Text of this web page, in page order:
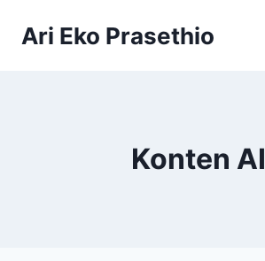
Ari Eko Prasethio
Konten AI